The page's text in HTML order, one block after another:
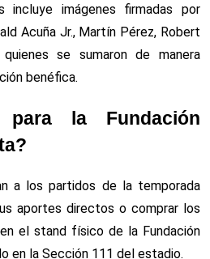
imágenes firmadas por
Acuña Jr., Martín Pérez, Robert
se sumaron de manera
benéfica.
para la Fundación
a los partidos de la temporada
aportes directos o comprar los
el stand físico de la Fundación
en la Sección 111 del estadio.